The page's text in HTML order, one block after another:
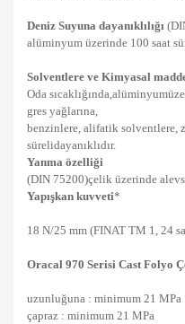
Deniz Suyuna dayanıklılığı
alüminyum üzerinde 100 saat
Solventlere ve Kimyasal
Oda
gres yağlarına,
benzinlere, alifatik solventlere,
sürelidayanıklıdır.
Yanma özelliği
(DIN 75200)çelik üzerinde
Yapışkan kuvveti*
18 N/25 mm (FINAT TM 1, 24
Oracal 970 Serisi Cast Folyo
uzunluğuna : minimum 21 MPa
çapraz : minimum 21 MPa